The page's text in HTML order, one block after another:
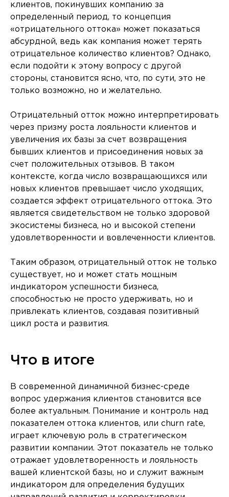
клиентов, покинувших компанию за
определенный период, то концепция
«отрицательного оттока» может показаться
абсурдной, ведь как компания может терять
отрицательное количество клиентов? Однако,
если подойти к этому вопросу с другой
стороны, становится ясно, что, по сути, это не
только возможно, но и желательно.
Отрицательный отток можно интерпретировать
через призму роста лояльности клиентов и
увеличения их базы за счет возвращения
бывших клиентов и присоединения новых за
счет положительных отзывов. В таком
контексте, когда число возвращающихся или
новых клиентов превышает число уходящих,
создается эффект отрицательного оттока. Это
является свидетельством не только здоровой
экосистемы бизнеса, но и высокой степени
удовлетворенности и вовлеченности клиентов.
Таким образом, отрицательный отток не только
существует, но и может стать мощным
индикатором успешности бизнеса,
способностью не просто удерживать, но и
привлекать клиентов, создавая позитивный
цикл роста и развития.
Что в итоге
В современной динамичной бизнес-среде
вопрос удержания клиентов становится все
более актуальным. Понимание и контроль над
показателем оттока клиентов, или churn rate,
играет ключевую роль в стратегическом
развитии компании. Этот показатель не только
отражает удовлетворенность и лояльность
вашей клиентской базы, но и служит важным
индикатором для определения будущих